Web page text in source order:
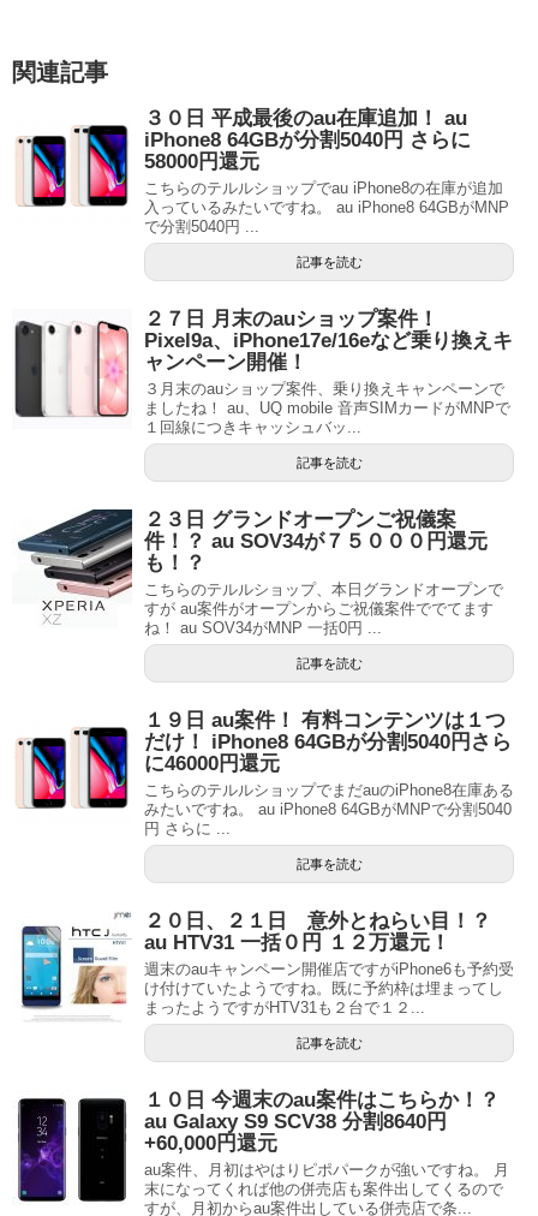
関連記事
３０日 平成最後のau在庫追加！ au
iPhone8 64GBが分割5040円 さらに
58000円還元
こちらのテルルショップでau iPhone8の在庫が追加
入っているみたいですね。 au iPhone8 64GBがMNP
で分割5040円 ...
記事を読む
２７日 月末のauショップ案件！
Pixel9a、iPhone17e/16eなど乗り換えキ
ャンペーン開催！
３月末のauショップ案件、乗り換えキャンペーンで
ましたね！ au、UQ mobile 音声SIMカードがMNPで
１回線につきキャッシュバッ...
記事を読む
２３日 グランドオープンご祝儀案
件！？ au SOV34が７５０００円還元
も！？
こちらのテルルショップ、本日グランドオープンで
すが au案件がオープンからご祝儀案件ででてます
ね！ au SOV34がMNP 一括0円 ...
記事を読む
１９日 au案件！ 有料コンテンツは１つ
だけ！ iPhone8 64GBが分割5040円さら
に46000円還元
こちらのテルルショップでまだauのiPhone8在庫ある
みたいですね。 au iPhone8 64GBがMNPで分割5040
円 さらに ...
記事を読む
２０日、２１日 意外とねらい目！？
au HTV31 一括０円 １２万還元！
週末のauキャンペーン開催店ですがiPhone6も予約受
け付けていたようですね。既に予約枠は埋まってし
まったようですがHTV31も２台で１２...
記事を読む
１０日 今週末のau案件はこちらか！？
au Galaxy S9 SCV38 分割8640円
+60,000円還元
au案件、月初はやはりピポパークが強いですね。 月
末になってくれば他の併売店も案件出してくるので
すが、月初からau案件出している併売店で条...